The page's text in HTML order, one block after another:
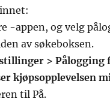
-appen, og velg
av søkeboksen.
> Pålogging
kjøpsopplevelsen
til På.